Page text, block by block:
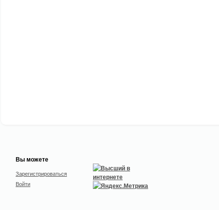
Вы можете
Зарегистрироваться
Войти